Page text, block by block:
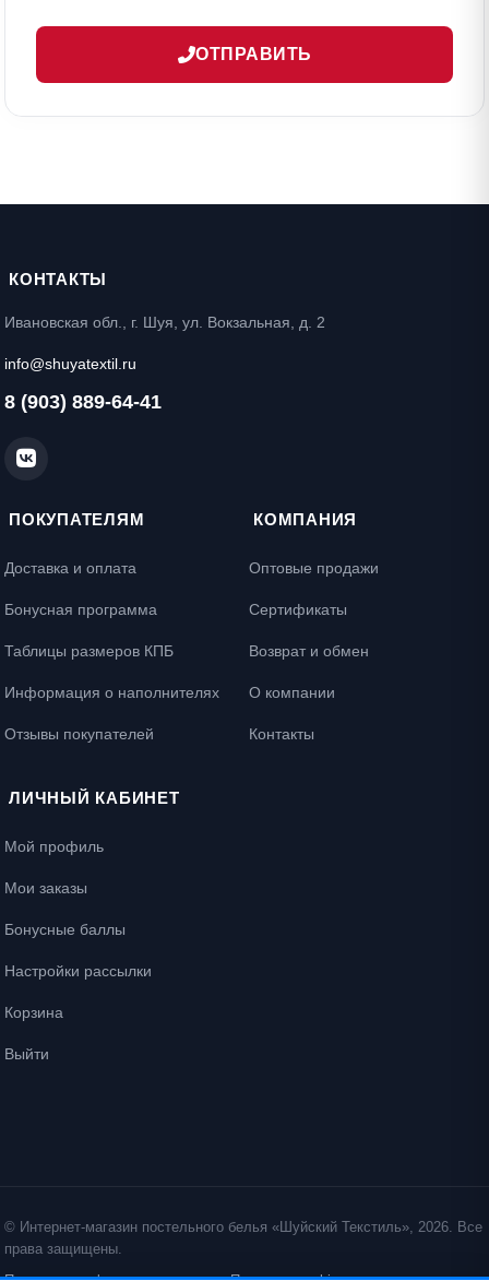
ОТПРАВИТЬ
КОНТАКТЫ
Ивановская обл., г. Шуя, ул. Вокзальная, д. 2
info@shuyatextil.ru
8 (903) 889-64-41
ПОКУПАТЕЛЯМ
Доставка и оплата
Бонусная программа
Таблицы размеров КПБ
Информация о наполнителях
Отзывы покупателей
КОМПАНИЯ
Оптовые продажи
Сертификаты
Возврат и обмен
О компании
Контакты
ЛИЧНЫЙ КАБИНЕТ
Мой профиль
Мои заказы
Бонусные баллы
Настройки рассылки
Корзина
Выйти
© Интернет-магазин постельного белья «Шуйский Текстиль», 2026. Все
права защищены.